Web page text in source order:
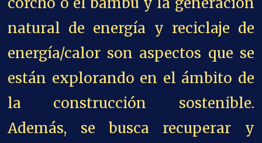
natural de energía y reciclaje de
energía/calor son aspectos que se
están explorando en el ámbito de
la construcción sostenible.
Además, se busca recuperar y